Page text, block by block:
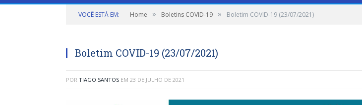
VOCÊ ESTÁ EM: Home » Boletins COVID-19 » Boletim COVID-19 (23/07/2021)
Boletim COVID-19 (23/07/2021)
POR TIAGO SANTOS EM 23 DE JULHO DE 2021